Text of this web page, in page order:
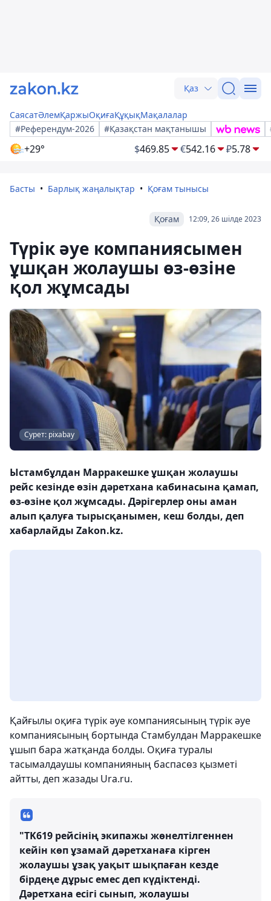
Қаз
СаясатӘлемҚаржыОқиғаҚұқықМақалалар
#Референдум-2026
#Қазақстан мақтанышы
+29° $469.85 €542.16 ₽5.78
Басты Барлық жаңалықтар Қоғам тынысы
12:09, 26 шілде 2023
Қоғам
Түрік әуе компаниясымен
ұшқан жолаушы өз-өзіне
қол жұмсады
Сурет: pixabay
Ыстамбұлдан Марракешке ұшқан жолаушы
рейс кезінде өзін дәретхана кабинасына қамап,
өз-өзіне қол жұмсады. Дәрігерлер оны аман
алып қалуға тырысқанымен, кеш болды, деп
хабарлайды Zakon.kz.
Қайғылы оқиға түрік әуе компаниясының түрік әуе
компаниясының бортында Стамбулдан Марракешке
ұшып бара жатқанда болды. Оқиға туралы
тасымалдаушы компанияның баспасөз қызметі
айтты, деп жазады Ura.ru.
"TK619 рейсінің экипажы жөнелтілгеннен
кейін көп ұзамай дәретханаға кірген
жолаушы ұзақ уақыт шықпаған кезде
бірдеңе дұрыс емес деп күдіктенді.
Дәретхана есігі сынып, жолаушы